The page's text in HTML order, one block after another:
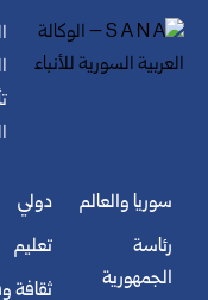
سوريا والعالم
رئاسة
الجمهورية
دولي
تعليم
ثقافة